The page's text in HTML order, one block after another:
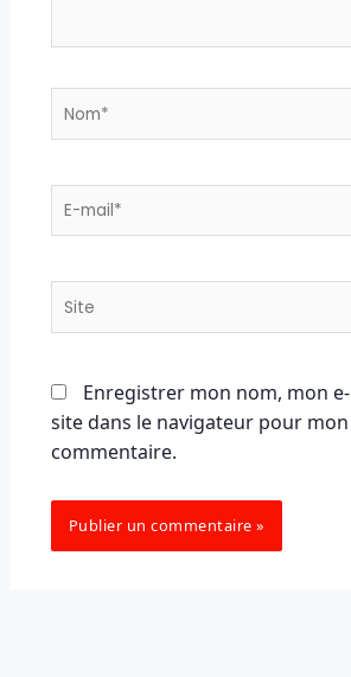
E-
Site
Enregistrer mon nom, mon
site dans le navigateur pour
commentaire.